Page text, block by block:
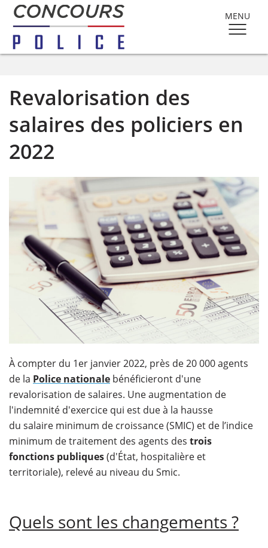
MENU
Revalorisation des
salaires des policiers en
2022
À compter du 1er janvier 2022, près de 20 000 agents
de la Police nationale bénéficieront d'une
revalorisation de salaires. Une augmentation de
l'indemnité d'exercice qui est due à la hausse
du salaire minimum de croissance (SMIC) et de l’indice
minimum de traitement des agents des trois
fonctions publiques(d'État, hospitalière et
territoriale), relevé au niveau du Smic.
Quels sont les changements ?